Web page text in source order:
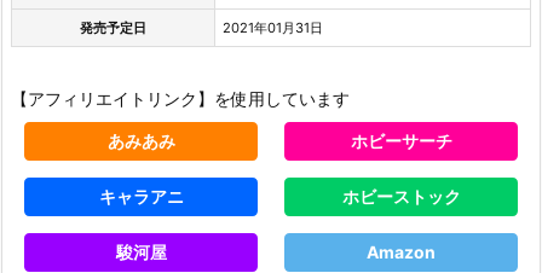
発売予定日 2021年01月31日
【アフィリエイトリンク】を使用しています
あみあみ ホビーサーチ
キャラアニ ホビーストック
駿河屋 Amazon